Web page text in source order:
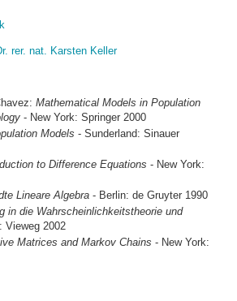
rer. nat. Karsten Keller
Mathematical Models in Population
- New York: Springer 2000
Models - Sunderland: Sinauer
to Difference Equations - New York:
Lineare Algebra - Berlin: de Gruyter 1990
in die Wahrscheinlichkeitstheorie und
Vieweg 2002
Matrices and Markov Chains - New York: